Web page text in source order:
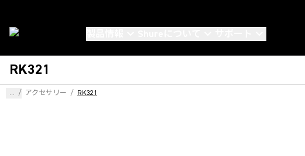
RK321
... / アクセサリー / RK321